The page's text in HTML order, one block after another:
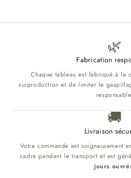
🌿
Fabrication
Chaque tableau est fabriqué à la
surproduction et de limiter le
🚚
Livraison
Votre commande est soigneusement
cadre pendant le transport et est
jours